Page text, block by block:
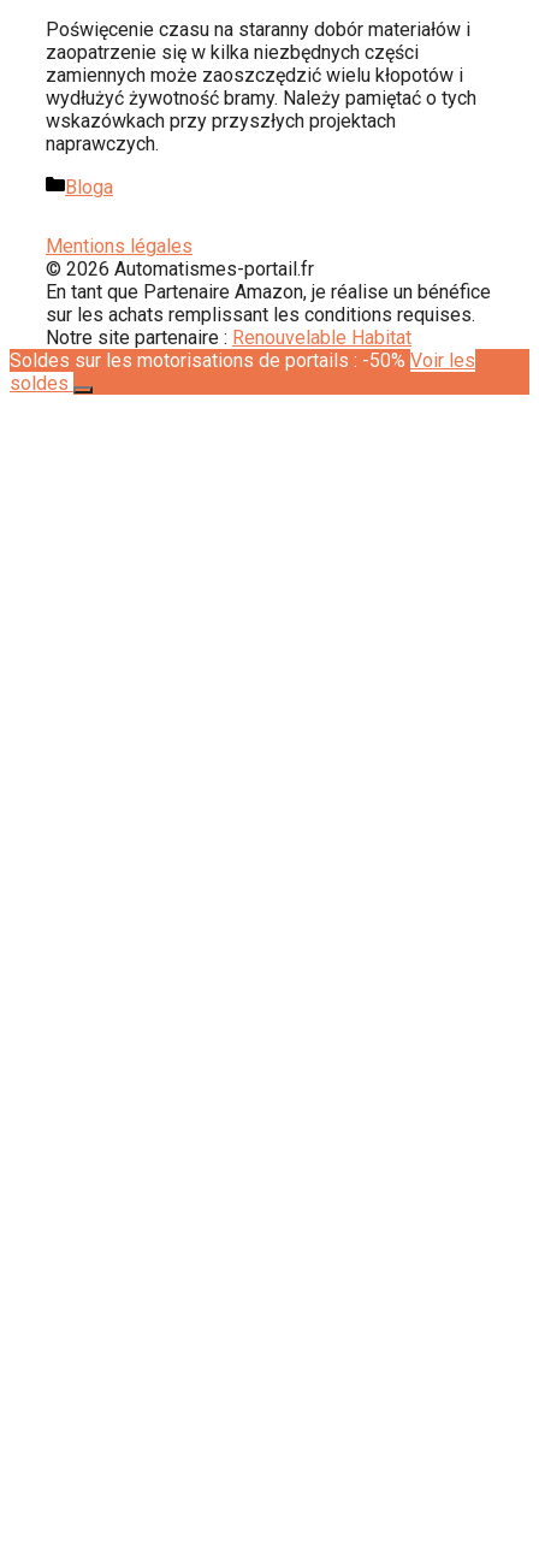
Poświęcenie czasu na staranny dobór materiałów i
zaopatrzenie się w kilka niezbędnych części
zamiennych może zaoszczędzić wielu kłopotów i
wydłużyć żywotność bramy. Należy pamiętać o tych
wskazówkach przy przyszłych projektach
naprawczych.
Kategorie
Bloga
Mentions légales
© 2026 Automatismes-portail.fr
En tant que Partenaire Amazon, je réalise un bénéfice
sur les achats remplissant les conditions requises.
Notre site partenaire : Renouvelable Habitat
Soldes sur les motorisations de portails : -50% Voir les
soldes